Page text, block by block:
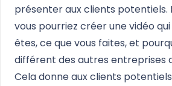
présenter aux clients potentiels.
vous pourriez créer une vidéo
êtes, ce que vous faites, et
différent des autres entreprises
Cela donne aux clients